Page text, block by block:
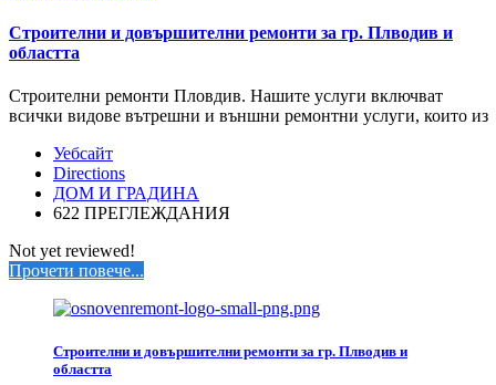
Строителни и довършителни ремонти за гр. Плводив и
областта
Строителни ремонти Пловдив. Нашите услуги включват
всички видове вътрешни и външни ремонтни услуги, които из
Уебсайт
Directions
ДОМ И ГРАДИНА
622 ПРЕГЛЕЖДАНИЯ
Not yet reviewed!
Прочети повече...
Строителни и довършителни ремонти за гр. Плводив и
областта